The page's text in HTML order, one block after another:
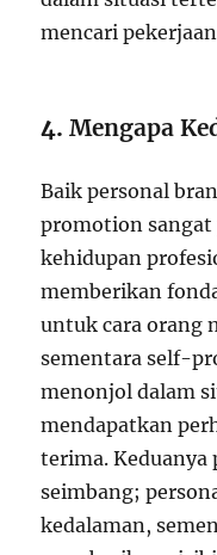
mencari
4.Mengapa
Baik personal
promotion
kehidupan
memberikan
untuk cara orang
sementara self-
menonjol dalam
mendapatkan
terima. Keduanya
seimbang;
kedalaman,